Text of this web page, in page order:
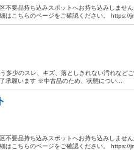
品持ち込みスポットへお持ち込みしません
こちらのページをご確認ください。 https://
多少のスレ、キズ、落としきれない汚れなど
承願います ※中古品のため、状態につい...
品持ち込みスポットへお持ち込みしません
こちらのページをご確認ください。 https://